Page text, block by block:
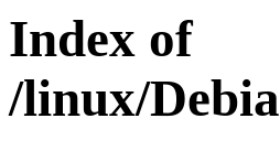
Index of
/linux/